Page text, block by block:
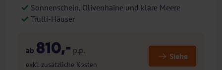
Sonnenschein, Olivenhaine und klare Meere
Trulli-Häuser
ab 810,- p.p.
exkl. zusätzliche Kosten
Siehe